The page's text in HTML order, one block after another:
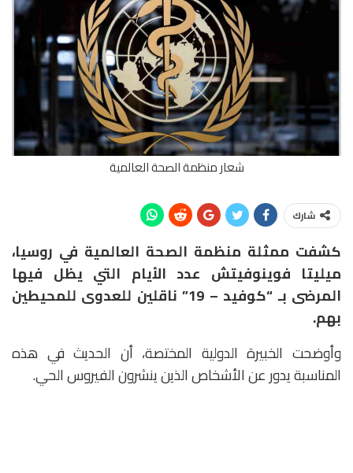
شعار منظمة الصحة العالمية
شارك
كشفت ممثلة منظمة الصحة العالمية في روسيا،
ميليتا فوينوفيتش عدد الأيام التي يظل فيها
المرضى بـ “كوفيد – 19” ناقلين للعدوى للمحيطين
بهم.
وأوضحت الخبيرة الدولية المختصة، أن الحديث في هذه
المناسبة يدور عن الأشخاص الذين ينشرون الفيروس الحي.